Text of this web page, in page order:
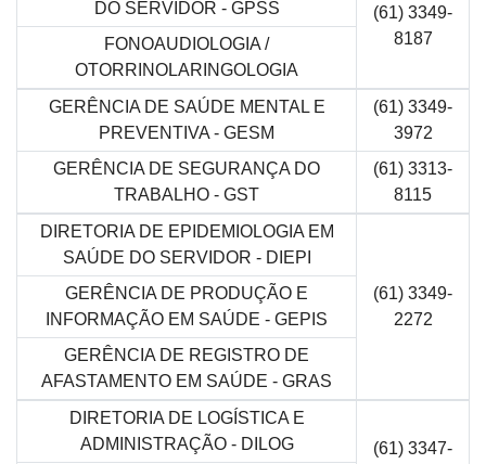
DO SERVIDOR - GPSS
(61) 3349-
8187
FONOAUDIOLOGIA /
OTORRINOLARINGOLOGIA
GERÊNCIA DE SAÚDE MENTAL E
PREVENTIVA - GESM
(61) 3349-
3972
GERÊNCIA DE SEGURANÇA DO
TRABALHO - GST
(61) 3313-
8115
DIRETORIA DE EPIDEMIOLOGIA EM
SAÚDE DO SERVIDOR - DIEPI
(61) 3349-
2272
GERÊNCIA DE PRODUÇÃO E
INFORMAÇÃO EM SAÚDE - GEPIS
GERÊNCIA DE REGISTRO DE
AFASTAMENTO EM SAÚDE - GRAS
DIRETORIA DE LOGÍSTICA E
ADMINISTRAÇÃO - DILOG
(61) 3347-